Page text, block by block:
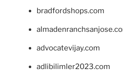
bradfordshops.com
advocatevijay.com
adlibilimler2023.com